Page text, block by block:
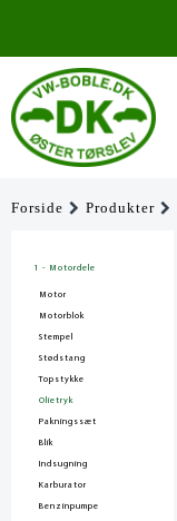
Forside Produkter
1 - Motordele
Motor
Motorblok
Stempel
Stødstang
Topstykke
Olietryk
Pakningssæt
Blik
Indsugning
Karburator
Benzinpumpe